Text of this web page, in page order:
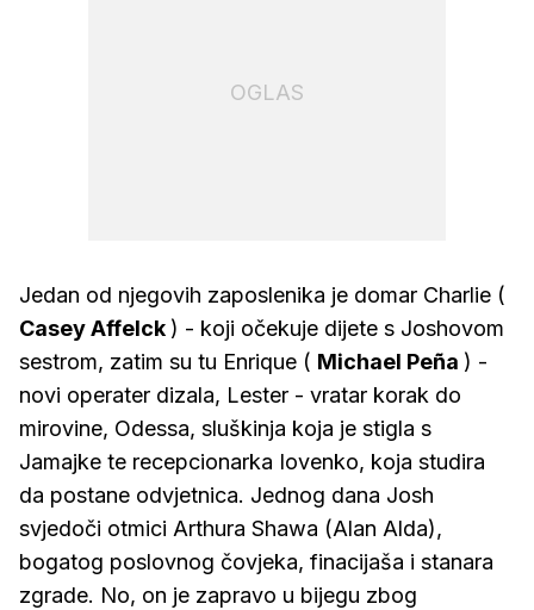
OGLAS
Jedan od njegovih zaposlenika je domar Charlie (
Casey Affelck ) - koji očekuje dijete s Joshovom
sestrom, zatim su tu Enrique ( Michael Peña ) -
novi operater dizala, Lester - vratar korak do
mirovine, Odessa, sluškinja koja je stigla s
Jamajke te recepcionarka Iovenko, koja studira
da postane odvjetnica. Jednog dana Josh
svjedoči otmici Arthura Shawa (Alan Alda),
bogatog poslovnog čovjeka, finacijaša i stanara
zgrade. No, on je zapravo u bijegu zbog